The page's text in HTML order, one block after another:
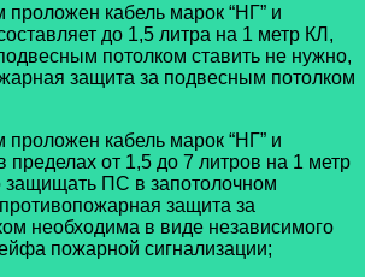
проложен кабель марок “НГ” и
до 1,5 литра на 1 метр КЛ,
потолком ставить не нужно,
защита за подвесным потолком
проложен кабель марок “НГ” и
пределах от 1,5 до 7 литров на 1 метр
защищать ПС в запотолочном
противопожарная защита за
необходима в виде независимого
пожарной сигнализации;